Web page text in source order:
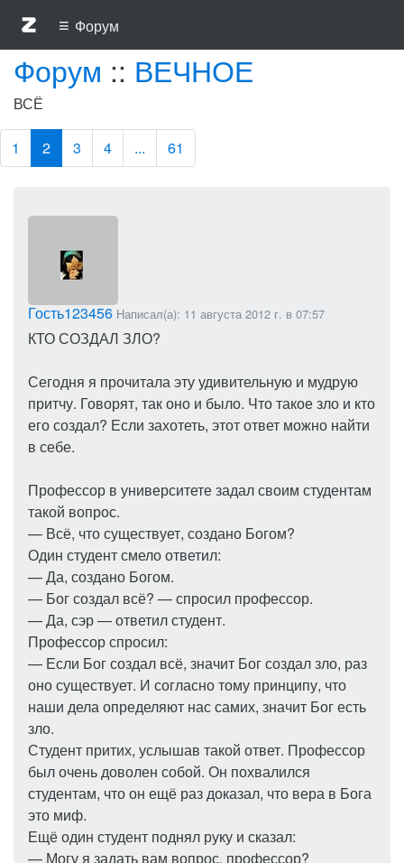
≡ Форум
Форум :: ВЕЧНОЕ
ВСЁ
1 2 3 4 ... 61
Гость123456 Написал(а): 11 августа 2012 г. в 07:57
КТО СОЗДАЛ ЗЛО?
Сегодня я прочитала эту удивительную и мудрую
притчу. Говорят, так оно и было. Что такое зло и кто
его создал? Если захотеть, этот ответ можно найти
в себе.
Профессор в университете задал своим студентам
такой вопрос.
— Всё, что существует, создано Богом?
Один студент смело ответил:
— Да, создано Богом.
— Бог создал всё? — спросил профессор.
— Да, сэр — ответил студент.
Профессор спросил:
— Если Бог создал всё, значит Бог создал зло, раз
оно существует. И согласно тому принципу, что
наши дела определяют нас самих, значит Бог есть
зло.
Студент притих, услышав такой ответ. Профессор
был очень доволен собой. Он похвалился
студентам, что он ещё раз доказал, что вера в Бога
это миф.
Ещё один студент поднял руку и сказал:
— Могу я задать вам вопрос, профессор?